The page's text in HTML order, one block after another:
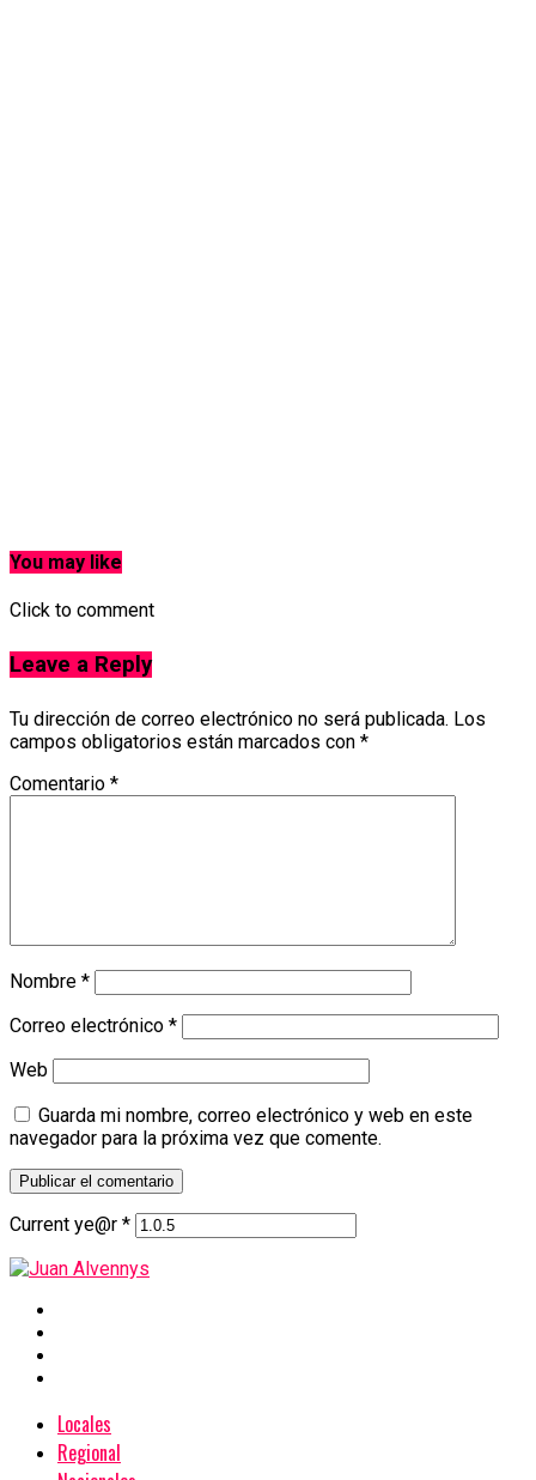
You may like
Click to comment
Leave a Reply
Tu dirección de correo electrónico no será publicada. Los
campos obligatorios están marcados con *
Comentario *
Nombre *
Correo electrónico *
Web
Guarda mi nombre, correo electrónico y web en este
navegador para la próxima vez que comente.
Current ye@r *
Locales
Regional